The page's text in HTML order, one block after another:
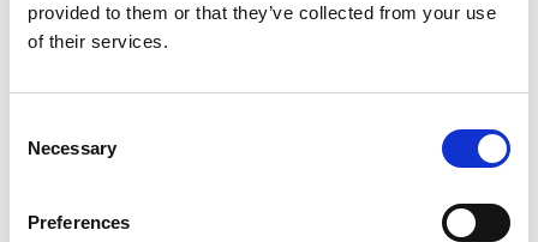
provided to them or that they’ve collected from your use
of their services.
Selection
Necessary
Preferences